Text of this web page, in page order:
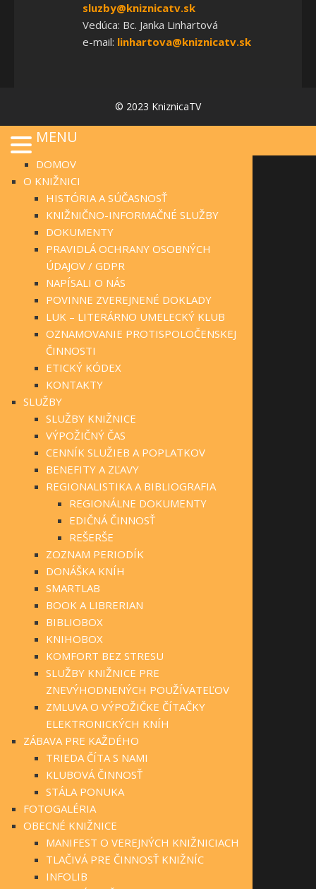
sluzby@kniznicatv.sk
Vedúca: Bc. Janka Linhartová
e-mail: linhartova@kniznicatv.sk
© 2023 KniznicaTV
MENU
DOMOV
O KNIŽNICI
HISTÓRIA A SÚČASNOSŤ
KNIŽNIČNO-INFORMAČNÉ SLUŽBY
DOKUMENTY
PRAVIDLÁ OCHRANY OSOBNÝCH
ÚDAJOV / GDPR
NAPÍSALI O NÁS
POVINNE ZVEREJNENÉ DOKLADY
LUK – LITERÁRNO UMELECKÝ KLUB
OZNAMOVANIE PROTISPOLOČENSKEJ
ČINNOSTI
ETICKÝ KÓDEX
KONTAKTY
SLUŽBY
SLUŽBY KNIŽNICE
VÝPOŽIČNÝ ČAS
CENNÍK SLUŽIEB A POPLATKOV
BENEFITY A ZĽAVY
REGIONALISTIKA A BIBLIOGRAFIA
REGIONÁLNE DOKUMENTY
EDIČNÁ ČINNOSŤ
REŠERŠE
ZOZNAM PERIODÍK
DONÁŠKA KNÍH
SMARTLAB
BOOK A LIBRERIAN
BIBLIOBOX
KNIHOBOX
KOMFORT BEZ STRESU
SLUŽBY KNIŽNICE PRE
ZNEVÝHODNENÝCH POUŽÍVATEĽOV
ZMLUVA O VÝPOŽIČKE ČÍTAČKY
ELEKTRONICKÝCH KNÍH
ZÁBAVA PRE KAŽDÉHO
TRIEDA ČÍTA S NAMI
KLUBOVÁ ČINNOSŤ
STÁLA PONUKA
FOTOGALÉRIA
OBECNÉ KNIŽNICE
MANIFEST O VEREJNÝCH KNIŽNICIACH
TLAČIVÁ PRE ČINNOSŤ KNIŽNÍC
INFOLIB